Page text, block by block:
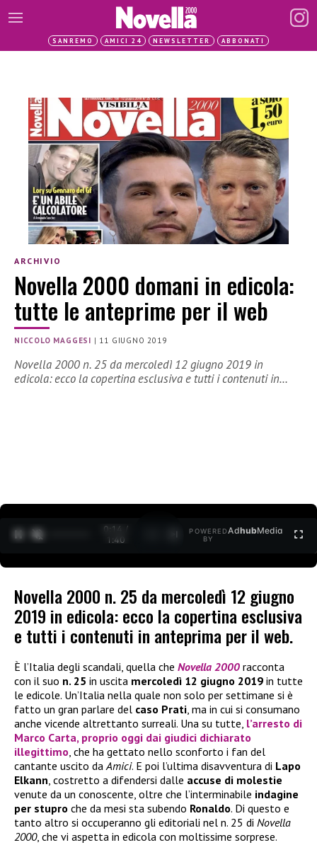
SANREMO AMICI 24 NEWSLETTER ABBONATI
ARCHIVIO
Novella 2000 domani in edicola:
tutte le anteprime per il web
NICCOLO MAGGESI | 11 GIUGNO 2019
Novella 2000 n. 25 da mercoledì 12 giugno 2019 in
edicola: ecco la copertina esclusiva e tutti i contenuti in…
0:15 /
1:40
POWERED
BY
AdhubMedia
Novella 2000 n. 25 da mercoledì 12 giugno
2019 in edicola: ecco la copertina esclusiva
e tutti i contenuti in anteprima per il web.
È l’Italia degli scandali, quella che Novella 2000 racconta
con il suo n. 25 in uscita mercoledì 12 giugno 2019 in tutte
le edicole. Un’Italia nella quale non solo per settimane si è
fatto un gran parlare del caso Prati, ma in cui si consumano
anche vicende altrettanto surreali. Una su tutte, l’arresto di
Marco Carta, proprio oggi dai giudici dichiarato
illegittimo, che ha gettato nello sconforto i fan del
cantante uscito daAmici. E poi l’ultima disavventura di Lapo
Elkann, costretto a difendersi dalle accuse di molestie
venute da un conoscente, oltre che l’interminabile indagine
per stupro che da mesi sta subendo Ronaldo. Di questo e
tanto altro si occuperanno gli editoriali nel n. 25 di Novella
2000, che vi aspetta in edicola con moltissime sorprese.